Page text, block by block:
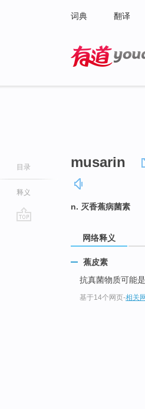
词典 翻译
目录
释义
musarin
n. 灭香蕉病菌素
网络释义
蕉皮素
抗真菌物质可能是
基于14个网页-相关